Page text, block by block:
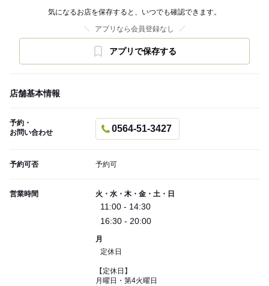
気になるお店を保存すると、いつでも確認できます。
アプリなら会員登録なし
アプリで保存する
店舗基本情報
予約・
お問い合わせ
0564-51-3427
予約可否 予約可
営業時間 火・水・木・金・土・日
11:00 - 14:30
16:30 - 20:00
月
定休日
【定休日】
月曜日・第4火曜日